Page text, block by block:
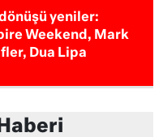
dönüşü yeniler:
Weekend, Mark
Dua Lipa